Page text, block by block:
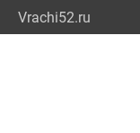
Vrachi52.ru